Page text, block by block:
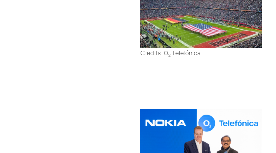
Credits: O2Telefónica